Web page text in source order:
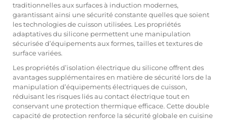
traditionnelles aux surfaces à induction modernes,
garantissant ainsi une sécurité constante quelles que soient
les technologies de cuisson utilisées. Les propriétés
adaptatives du silicone permettent une manipulation
sécurisée d’équipements aux formes, tailles et textures de
surface variées.
Les propriétés d’isolation électrique du silicone offrent des
avantages supplémentaires en matière de sécurité lors de la
manipulation d’équipements électriques de cuisson,
réduisant les risques liés au contact électrique tout en
conservant une protection thermique efficace. Cette double
capacité de protection renforce la sécurité globale en cuisine